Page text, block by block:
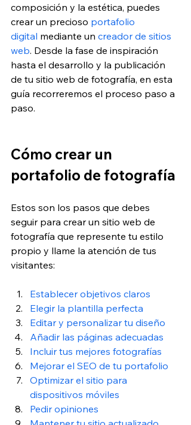
composición y la estética, puedes
crear un precioso portafolio
digital mediante un creador de sitios
web. Desde la fase de inspiración
hasta el desarrollo y la publicación
de tu sitio web de fotografía, en esta
guía recorreremos el proceso paso a
paso.
Cómo crear un
portafolio de fotografía
Estos son los pasos que debes
seguir para crear un sitio web de
fotografía que represente tu estilo
propio y llame la atención de tus
visitantes:
Establecer objetivos claros
Elegir la plantilla perfecta
Editar y personalizar tu diseño
Añadir las páginas adecuadas
Incluir tus mejores fotografías
Mejorar el SEO de tu portafolio
Optimizar el sitio para
dispositivos móviles
Pedir opiniones